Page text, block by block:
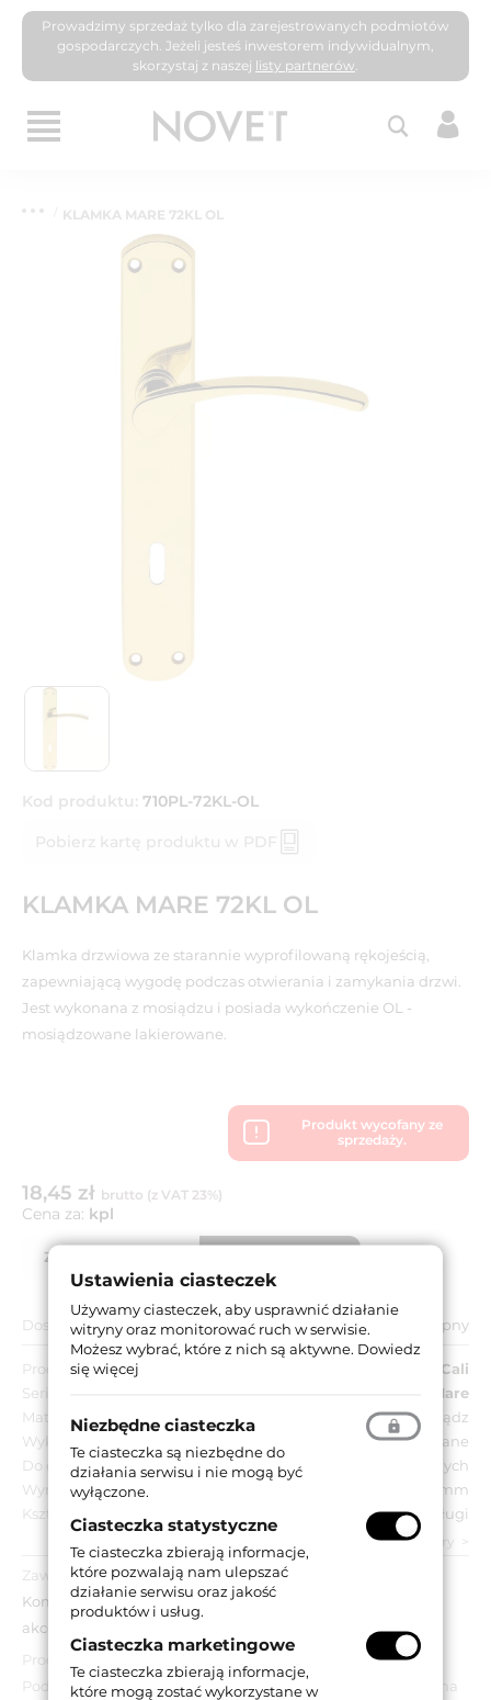
Prowadzimy sprzedaż tylko dla zarejestrowanych podmiotów
gospodarczych. Jeżeli jesteś inwestorem indywidualnym,
skorzystaj z naszej listy partnerów.
KLAMKA MARE 72KL OL
Kod produktu: 710PL-72KL-OL
Pobierz kartę produktu w PDF
KLAMKA MARE 72KL OL
Klamka drzwiowa ze starannie wyprofilowaną rękojeścią,
zapewniającą wygodę podczas otwierania i zamykania drzwi.
Jest wykonana z mosiądzu i posiada wykończenie OL -
mosiądzowane lakierowane.
Produkt wycofany ze
sprzedaży.
18,45 zł brutto (z VAT 23%)
Cena za: kpl
Zapytaj o produkt
Dostępność: Niedostępny
Producent:
Linea Cali
Seria:
Mare
Materiał:
Mosiądz
Wykończenie:
OL - mosiądzowane lakierowane
Do drzwi:
Wewnętrznych
Wymiar szyldu:
38x235 mm
Kształt szyldu:
Długi
zobacz wszystkie parametry
Zawartość opakowania:
Komplet klamek na długich szyldach z otworem na klucz,
akcesoria montażowe.
Produkt wyprzedażowy.
Podana cena dotyczy wyłącznie towarów znajdujących się na
Ustawienia ciasteczek
Używamy ciasteczek, aby usprawnić działanie
witryny oraz monitorować ruch w serwisie.
Możesz wybrać, które z nich są aktywne. Dowiedz
się więcej
Niezbędne ciasteczka
Te ciasteczka są niezbędne do
działania serwisu i nie mogą być
wyłączone.
Ciasteczka statystyczne
Te ciasteczka zbierają informacje,
które pozwalają nam ulepszać
działanie serwisu oraz jakość
produktów i usług.
Ciasteczka marketingowe
Te ciasteczka zbierają informacje,
które mogą zostać wykorzystane w